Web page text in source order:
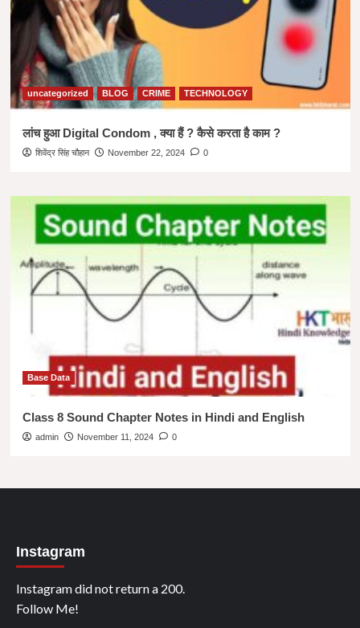
uncategorized BLOG CRIME TECHNOLOGY
लांच हुआ Digital Condom , क्या हैं ? कैसे करता है काम ?
शिवेंद्र सिंह चौहान November 22, 2024 0
Base Data
Class 8 Sound Chapter Notes in Hindi and English
admin November 11, 2024 0
Instagram
Instagram did not return a 200.
Follow Me!